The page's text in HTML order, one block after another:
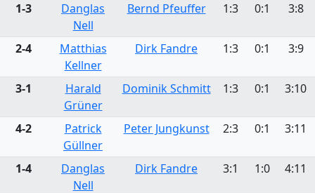
1-3
Danglas
Nell
Bernd Pfeuffer 1:3 0:1 3:8
2-4
Matthias
Kellner
Dirk Fandre 1:3 0:1 3:9
3-1
Harald
Grüner
Dominik Schmitt 1:3 0:1 3:10
4-2
Patrick
Güllner
Peter Jungkunst 2:3 0:1 3:11
1-4
Danglas
Nell
Dirk Fandre 3:1 1:0 4:11